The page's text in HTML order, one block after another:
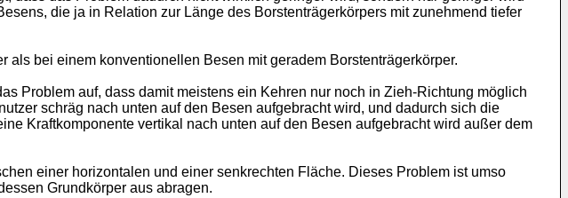
die ja in Relation zur Länge des Borstenträgerkörpers mit zunehmend tiefer
bei einem konventionellen Besen mit geradem Borstenträgerkörper.
Problem auf, dass damit meistens ein Kehren nur noch in Zieh-Richtung möglich
schräg nach unten auf den Besen aufgebracht wird, und dadurch sich die
Kraftkomponente vertikal nach unten auf den Besen aufgebracht wird außer dem
einer horizontalen und einer senkrechten Fläche. Dieses Problem ist umso
Grundkörper aus abragen.